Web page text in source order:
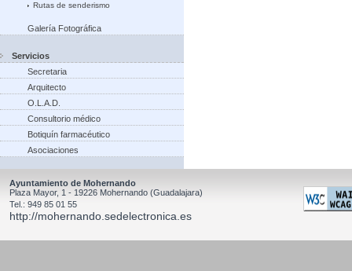
Rutas de senderismo
Galería Fotográfica
Servicios
Secretaria
Arquitecto
O.L.A.D.
Consultorio médico
Botiquín farmacéutico
Asociaciones
Ayuntamiento de Mohernando
Plaza Mayor, 1 - 19226 Mohernando (Guadalajara)
Tel.: 949 85 01 55
http://mohernando.sedelectronica.es